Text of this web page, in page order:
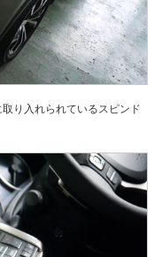
り入れられているスピンド